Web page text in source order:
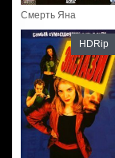
Смерть Яна
HDRip